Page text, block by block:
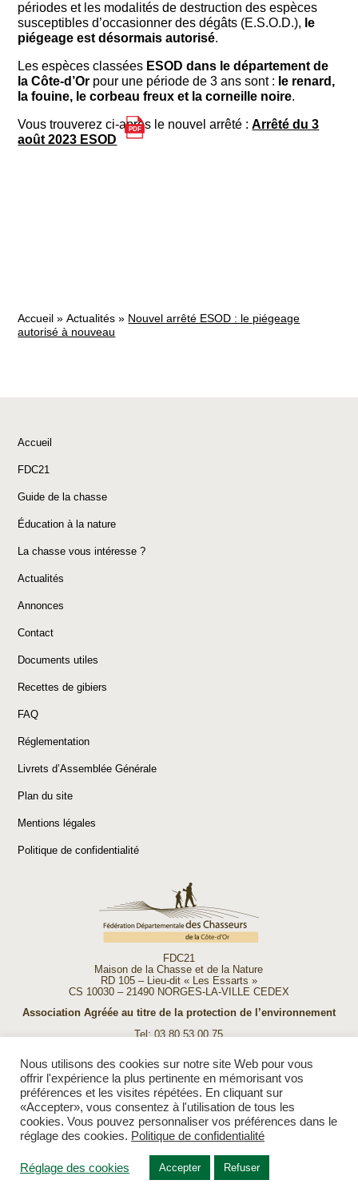
périodes et les modalités de destruction des espèces
susceptibles d’occasionner des dégâts (E.S.O.D.), le
piégeage est désormais autorisé.
Les espèces classées ESOD dans le département de
la Côte-d’Or pour une période de 3 ans sont : le renard,
la fouine, le corbeau freux et la corneille noire.
Vous trouverez ci-après le nouvel arrêté :Arrêté du 3
août 2023 ESOD
Accueil »Actualités » Nouvel arrêté ESOD : le piégeage
autorisé à nouveau
Accueil
FDC21
Guide de la chasse
Éducation à la nature
La chasse vous intéresse ?
Actualités
Annonces
Contact
Documents utiles
Recettes de gibiers
FAQ
Réglementation
Livrets d’Assemblée Générale
Plan du site
Mentions légales
Politique de confidentialité
FDC21
Maison de la Chasse et de la Nature
RD 105 – Lieu-dit « Les Essarts »
CS 10030 – 21490 NORGES-LA-VILLE CEDEX
Association Agréée au titre de la protection de l’environnement
Tel: 03 80 53 00 75
E-mail:
accueil@fdc21.com
Ouverture de la FDC 21 :
du lundi au vendredi de 9h à 12h
et de 13h30 à 17h30
Nous utilisons des cookies sur notre site Web pour vous
offrir l'expérience la plus pertinente en mémorisant vos
préférences et les visites répétées. En cliquant sur
«Accepter», vous consentez à l'utilisation de tous les
cookies. Vous pouvez personnaliser vos préférences dans le
réglage des cookies. Politique de confidentialité
Réglage des cookies Accepter Refuser